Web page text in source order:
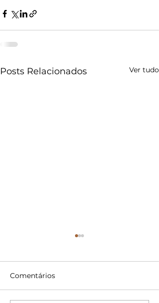
Posts Relacionados Ver tudo
Comentários